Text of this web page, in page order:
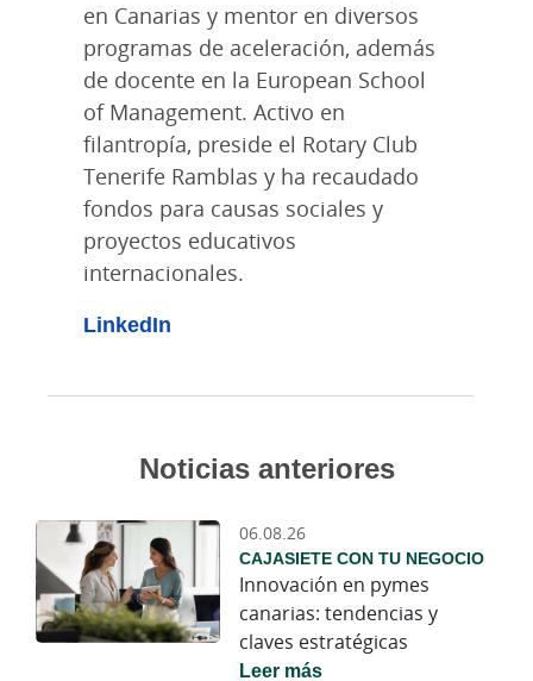
en Canarias y mentor en diversos
programas de aceleración, además
de docente en la European School
of Management. Activo en
filantropía, preside el Rotary Club
Tenerife Ramblas y ha recaudado
fondos para causas sociales y
proyectos educativos
internacionales.
LinkedIn
Noticias anteriores
06.08.26
CAJASIETE CON TU NEGOCIO
Innovación en pymes
canarias: tendencias y
claves estratégicas
Leer más